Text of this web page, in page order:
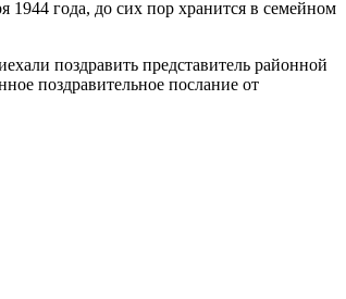
года, до сих пор хранится в семейном
поздравить представитель районной
поздравительное послание от